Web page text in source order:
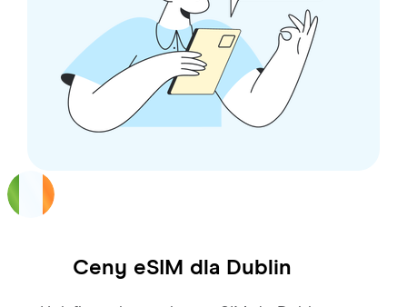
Ceny eSIM dla Dublin